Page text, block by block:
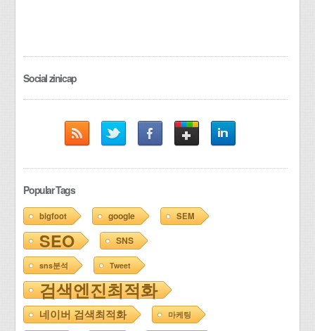
Social zinicap
Popular Tags
bigfoot google SEM
SEO SNS
sns분석 Tweet
검색엔진최적화
네이버 검색최적화 마케팅